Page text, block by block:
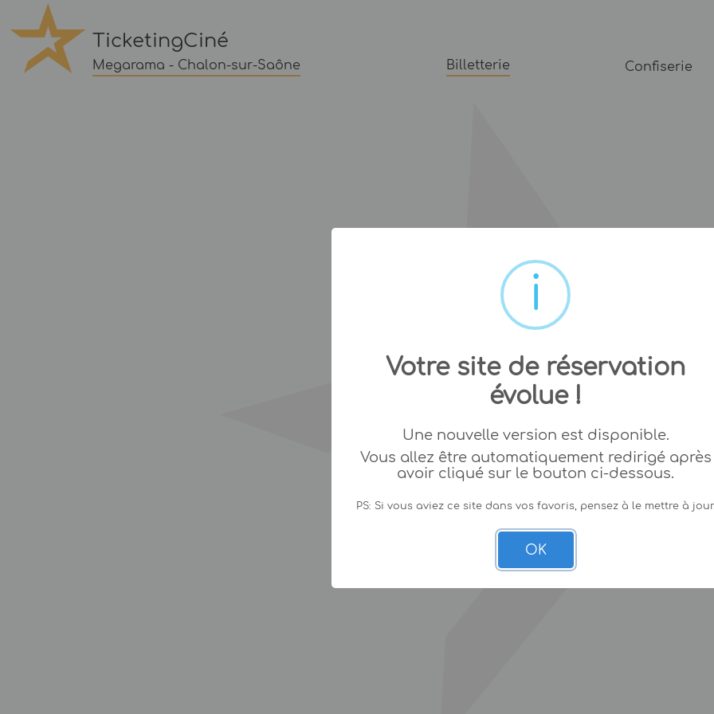
TicketingCiné
Megarama - Chalon-sur-Saône Billetterie Confiserie
Votre site de réservation
évolue !
Une nouvelle version est disponible.
Vous allez être automatiquement redirigé après
avoir cliqué sur le bouton ci-dessous.
PS: Si vous aviez ce site dans vos favoris, pensez à le mettre à
OK